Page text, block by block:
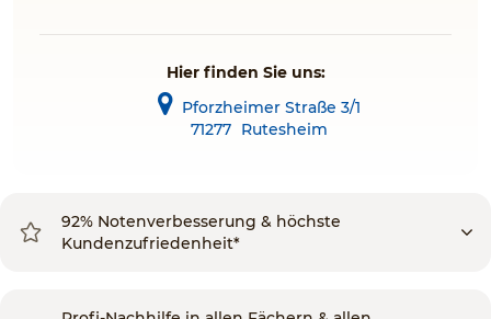
Hier finden Sie uns:
Pforzheimer Straße 3/1
71277 Rutesheim
92% Notenverbesserung & höchste
Kundenzufriedenheit*